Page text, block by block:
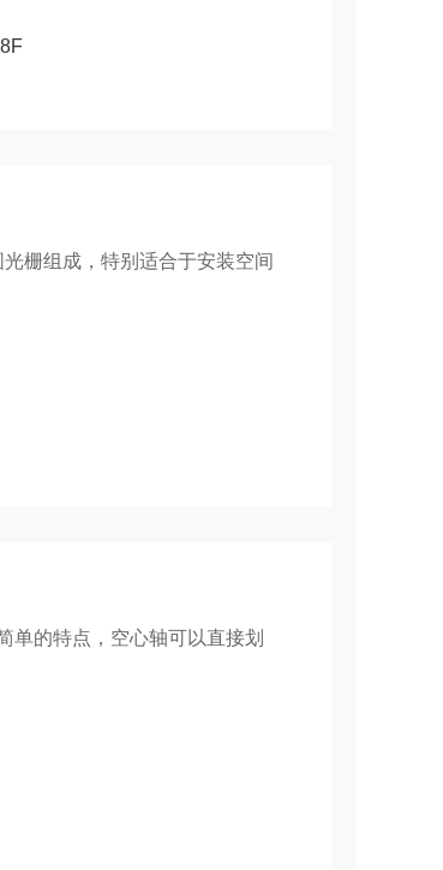
栅组成，特别适合于安装空间
单的特点，空心轴可以直接划